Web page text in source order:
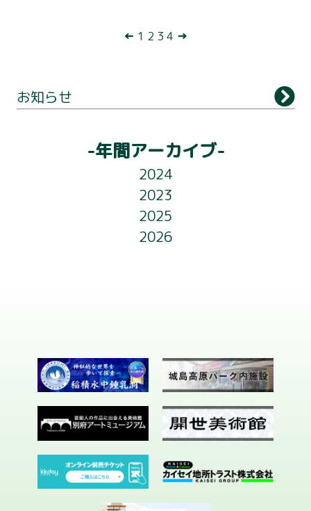
別府タワーについて
アクセス
ライトアップ
フロアガイド
お知らせ
ナ
ビ
← 1 2 3 4 →
お知らせ
-年間アーカイブ-
2024
2023
2025
2026